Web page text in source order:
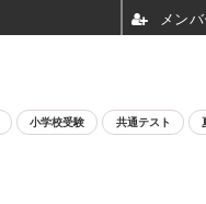
小学校受験 共通テスト